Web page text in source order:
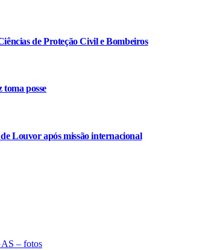
de Proteção Civil e Bombeiros
posse
Louvor após missão internacional
– fotos